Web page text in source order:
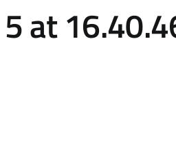
at